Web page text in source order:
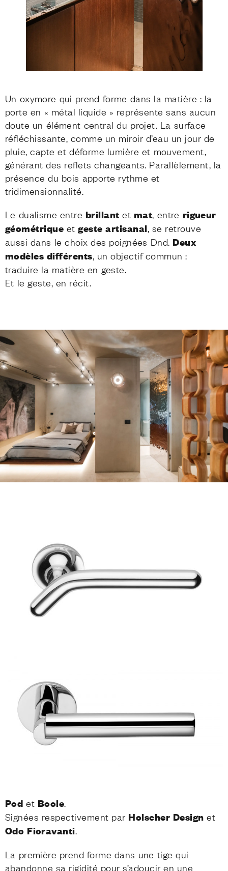
Un oxymore qui prend forme dans la matière : la
porte en « métal liquide » représente sans aucun
doute un élément central du projet. La surface
réfléchissante, comme un miroir d’eau un jour de
pluie, capte et déforme lumière et mouvement,
générant des reflets changeants. Parallèlement, la
présence du bois apporte rythme et
tridimensionnalité.
Le dualisme entre brillant etmat , entre rigueur
géométrique etgeste artisanal , se retrouve
aussi dans le choix des poignées Dnd. Deux
modèles différents , un objectif commun :
traduire la matière en geste.
Et le geste, en récit.
Pod et Boole.
Signées respectivement par Holscher Design et
Odo Fioravanti.
La première prend forme dans une tige qui
abandonne sa rigidité pour s’adoucir en une